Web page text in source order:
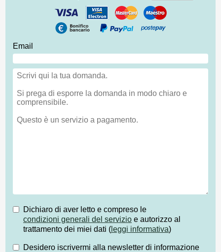
Email
Dichiaro di aver letto e compreso le
condizioni generali del servizio e autorizzo al
trattamento dei miei dati ( leggi informativa)
Desidero iscrivermi alla newsletter di informazione